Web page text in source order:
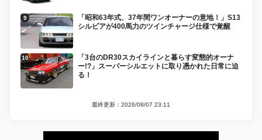
「昭和63年式、37年間ワンオーナーの意地！」S13
シルビアが400馬力のツインチャージ仕様で覚醒
「3台のDR30スカイラインと暮らす変態的オーナ
ー!?」スーパーシルエットに取り憑かれた日常に迫
る！
最終更新：2026/08/07 23:11